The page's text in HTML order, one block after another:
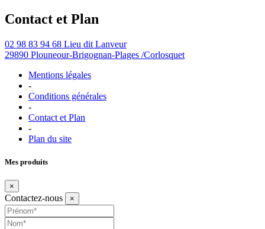
Contact et Plan
02 98 83 94 68 Lieu dit Lanveur
29890 Plouneour-Brigognan-Plages /Corlosquet
Mentions légales
-
Conditions générales
-
Contact et Plan
-
Plan du site
Mes produits
×
Contactez-nous ×